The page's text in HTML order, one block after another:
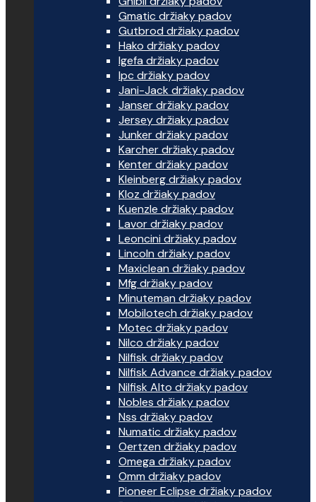
Gmatic držiaky padov
Gutbrod držiaky padov
Hako držiaky padov
Igefa držiaky padov
Ipc držiaky padov
Jani-Jack držiaky padov
Janser držiaky padov
Jersey držiaky padov
Junker držiaky padov
Karcher držiaky padov
Kenter držiaky padov
Kleinberg držiaky padov
Kloz držiaky padov
Kuenzle držiaky padov
Lavor držiaky padov
Leoncini držiaky padov
Lincoln držiaky padov
Maxiclean držiaky padov
Mfg držiaky padov
Minuteman držiaky padov
Mobilotech držiaky padov
Motec držiaky padov
Nilco držiaky padov
Nilfisk držiaky padov
Nilfisk Advance držiaky padov
Nilfisk Alto držiaky padov
Nobles držiaky padov
Nss držiaky padov
Numatic držiaky padov
Oertzen držiaky padov
Omega držiaky padov
Omm držiaky padov
Pioneer Eclipse držiaky padov